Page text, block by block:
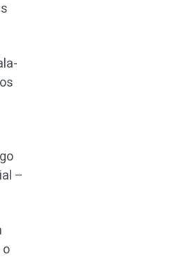
–
o